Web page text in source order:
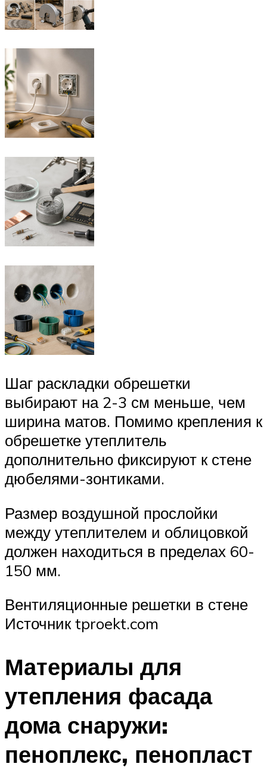
Шаг раскладки обрешетки
выбирают на 2-3 см меньше, чем
ширина матов. Помимо крепления к
обрешетке утеплитель
дополнительно фиксируют к стене
дюбелями-зонтиками.
Размер воздушной прослойки
между утеплителем и облицовкой
должен находиться в пределах 60-
150 мм.
Вентиляционные решетки в стене
Источник tproekt.com
Материалы для
утепления фасада
дома снаружи:
пеноплекс, пенопласт